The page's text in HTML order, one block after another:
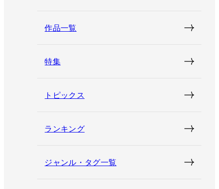
作品一覧
特集
トピックス
ランキング
ジャンル・タグ一覧